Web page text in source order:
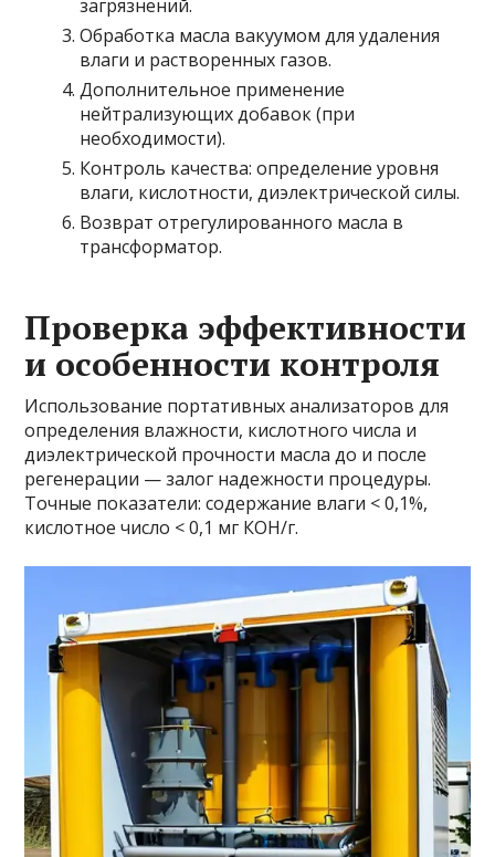
загрязнений.
Обработка масла вакуумом для удаления
влаги и растворенных газов.
Дополнительное применение
нейтрализующих добавок (при
необходимости).
Контроль качества: определение уровня
влаги, кислотности, диэлектрической силы.
Возврат отрегулированного масла в
трансформатор.
Проверка эффективности
и особенности контроля
Использование портативных анализаторов для
определения влажности, кислотного числа и
диэлектрической прочности масла до и после
регенерации — залог надежности процедуры.
Точные показатели: содержание влаги < 0,1%,
кислотное число < 0,1 мг КОН/г.